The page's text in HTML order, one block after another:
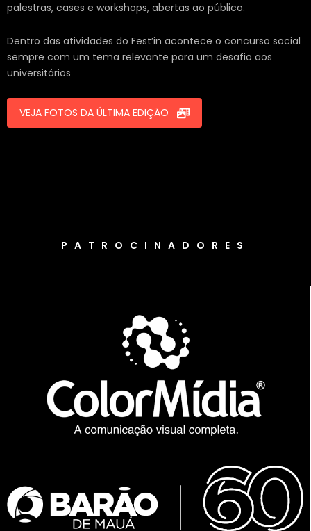
palestras, cases e workshops, abertas ao público.
Dentro das atividades do Fest’in acontece o concurso social
sempre com um tema relevante para um desafio aos
universitários
VEJA FOTOS DA ÚLTIMA EDIÇÃO
PATROCINADORES